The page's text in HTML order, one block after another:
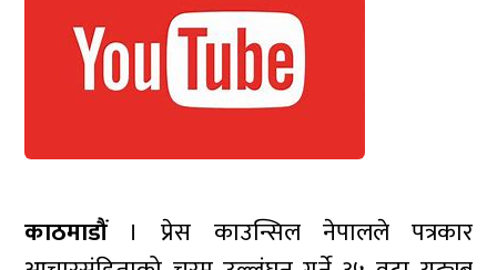
काठमाडौं। प्रेस काउन्सिल नेपालले पत्रकार